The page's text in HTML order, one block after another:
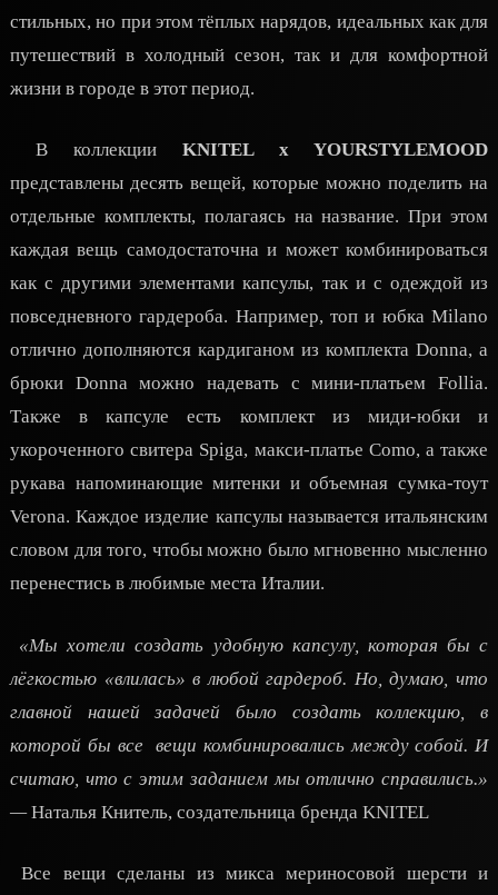
стильных, но при этом тёплых нарядов, идеальных как для
путешествий в холодный сезон, так и для комфортной
жизни в городе в этот период.
В коллекции KNITEL x YOURSTYLEMOOD
представлены десять вещей, которые можно поделить на
отдельные комплекты, полагаясь на название. При этом
каждая вещь самодостаточна и может комбинироваться
как с другими элементами капсулы, так и с одеждой из
повседневного гардероба. Например, топ и юбка Milano
отлично дополняются кардиганом из комплекта Donna, а
брюки Donna можно надевать с мини-платьем Follia.
Также в капсуле есть комплект из миди-юбки и
укороченного свитера Spiga, макси-платье Como, а также
рукава напоминающие митенки и объемная сумка-тоут
Verona. Каждое изделие капсулы называется итальянским
словом для того, чтобы можно было мгновенно мысленно
перенестись в любимые места Италии.
«Мы хотели создать удобную капсулу, которая бы с
лёгкостью «влилась» в любой гардероб. Но, думаю, что
главной нашей задачей было создать коллекцию, в
которой бы все вещи комбинировались между собой. И
считаю, что с этим заданием мы отлично справились.»
—Наталья Книтель, создательница бренда KNITEL
Все вещи сделаны из микса мериносовой шерсти и